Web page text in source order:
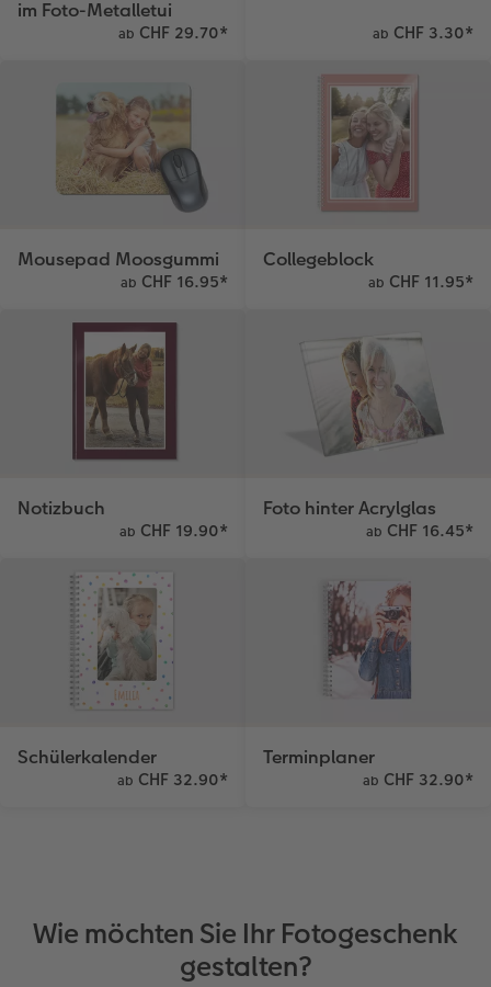
Kundengeschichten
Coffeetable Book «Art Collection»
CEWE FOTOBUCH per PDF
Zubehör
Mehrteiler
Zubehör
Foto-Leckerlidose
im Foto-Metalletui
ab CHF 29.70* ab CHF 3.30*
Mousepad Moosgummi
ab CHF 16.95*
Collegeblock
ab CHF 11.95*
Notizbuch
ab CHF 19.90*
Foto hinter Acrylglas
ab CHF 16.45*
Schülerkalender
ab CHF 32.90*
Terminplaner
ab CHF 32.90*
Wie möchten Sie Ihr Fotogeschenk
gestalten?